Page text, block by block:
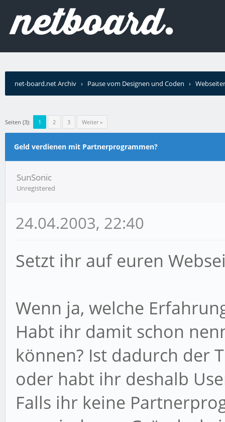
net-board.net Archiv › Pause vom Designen und Coden ›
Seiten (3): 1 2 3 Weiter »
Geld verdienen mit Partnerprogrammen?
SunSonic
Unregistered
24.04.2003, 22:40
Setzt ihr auf euren
Wenn ja, welche
Habt ihr damit schon
können? Ist dadurch der
oder habt ihr deshalb
Falls ihr keine